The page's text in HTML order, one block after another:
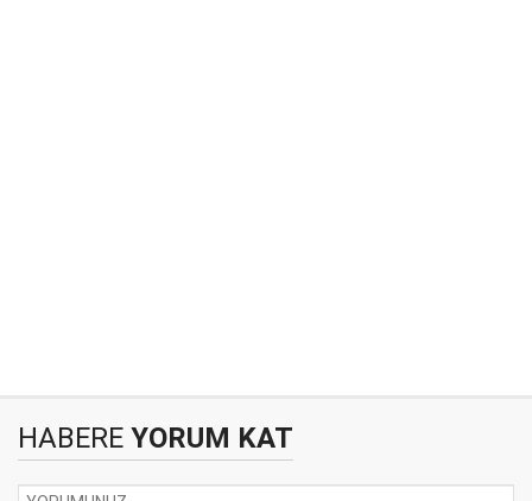
HABERE YORUM KAT